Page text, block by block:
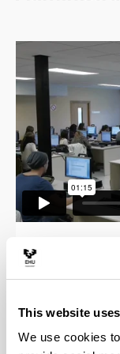
This website
We use cookies
Tributuak
dira sektore
baliabideak
jarduera maila
erkidegoa,